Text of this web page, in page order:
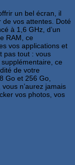
un bel écran, il
vos attentes. Doté
à 1,6 GHz, d’un
RAM, ce
vos applications et
pas tout : vous
ce
de votre
Go et 256 Go,
n’aurez jamais
vos photos, vos